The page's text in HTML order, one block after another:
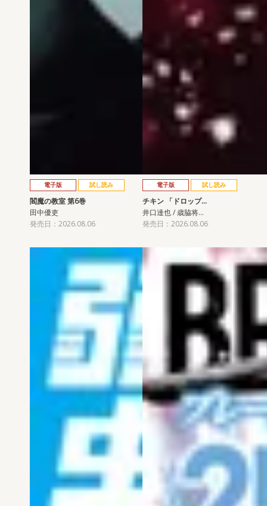
電子版 試し読み
閻魔の教室 第6巻
田中優吏
発売日：2026.08.06
電子版 試し読み
チキン 「ドロップ…
井口達也 / 歳脇将…
発売日：2026.08.06